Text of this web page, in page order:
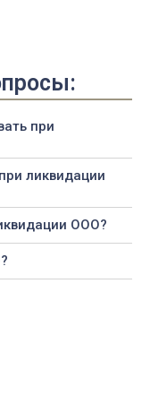
при
ликвидации
ООО?